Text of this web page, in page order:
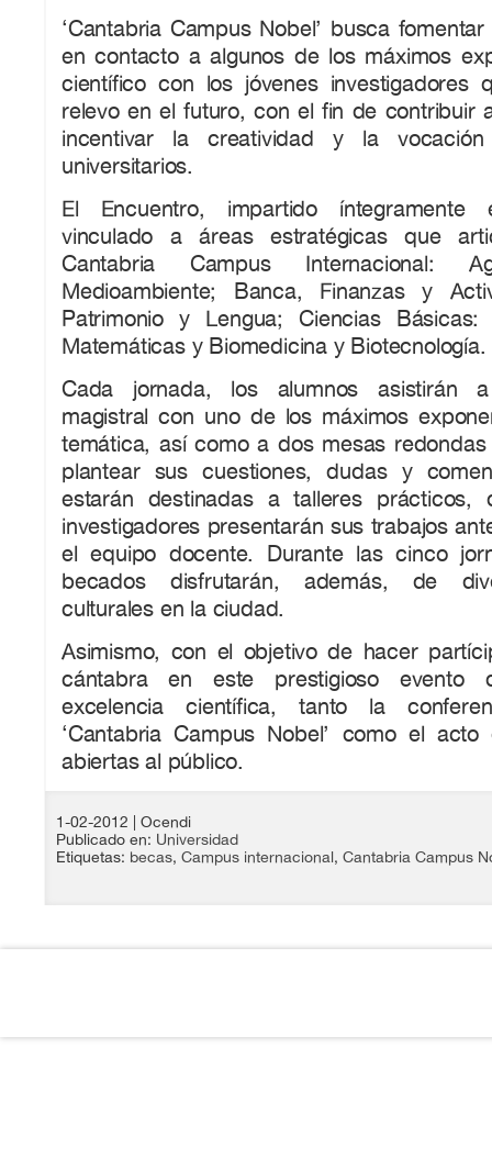
‘Cantabria Campus Nobel’ busca
en contacto a algunos de los máximos
científico con los jóvenes investigadores
relevo en el futuro, con el fin de contribuir
incentivar la creatividad y la
universitarios.
El Encuentro, impartido íntegramente
vinculado a áreas estratégicas que
Cantabria Campus Internacional:
Medioambiente; Banca, Finanzas y
Patrimonio y Lengua; Ciencias
Matemáticas y Biomedicina y Biotecnología.
Cada jornada, los alumnos asistirán
magistral con uno de los máximos
temática, así como a dos mesas
plantear sus cuestiones, dudas y
estarán destinadas a talleres prácticos,
investigadores presentarán sus trabajos
el equipo docente. Durante las cinco
becados disfrutarán, además, de
culturales en la ciudad.
Asimismo, con el objetivo de hacer
cántabra en este prestigioso evento
excelencia científica, tanto la
‘Cantabria Campus Nobel’ como el
abiertas al público.
1-02-2012
| Ocendi
Publicado en: Universidad
Etiquetas: becas, Campus internacional, Cantabria Campus